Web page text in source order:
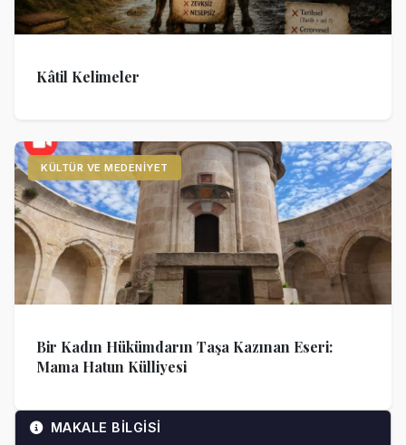
Kâtil Kelimeler
KÜLTÜR VE MEDENIYET
Bir Kadın Hükümdarın Taşa Kazınan Eseri:
Mama Hatun Külliyesi
MAKALE BİLGİSİ